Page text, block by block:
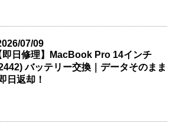
07/09
即日修理】MacBook Pro 14インチ
バッテリー交換｜データそのまま
日返却！